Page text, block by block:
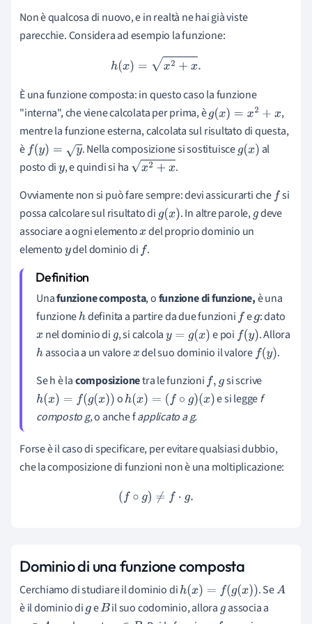
Non è qualcosa di nuovo, e in realtà ne hai già viste
parecchie. Considera ad esempio la funzione:
h(x =x2+x
È una funzione composta: in questo caso la funzione
"interna", che viene calcolata per prima, èg(x)= x2+ x
,
mentre la funzione esterna, calcolata sul risultato di questa,
èf(y)=y . Nella composizione si sostituisceg(x) al
posto diy, e quindi si ha x2+x
.
Ovviamente non si può fare sempre: devi assicurarti chef si
possa calcolare sul risultato dig(x) . In altre parole,gdeve
associare a ogni elementox del proprio dominio un
elementoydel dominio dif .
Unafunzione composta, ofunzione di funzione,è una
funzionehdefinita a partire da due funzionif eg: dato
x nel dominio dig, si calcolay=g( x) e poi f(y) . Allora
h associa a un valorex del suo dominio il valoref(y) .
Se h è lacomposizionetra le funzionif,g
si scrive
h(x)=f (g( x)) oh(x)= f∘ g)(x ) e si leggef
composto g,o anche fapplicato a g.
Forse èil caso di specificare, per evitare qualsiasi dubbio,
che la composizione di funzioni non è una moltiplicazione:
(f ∘g )≠f g.
Dominio di una funzione composta
Cerchiamo di studiare il dominio dih(x)= (g( x)) . SeA
è il dominio digeB il suo codominio, alloragassocia a